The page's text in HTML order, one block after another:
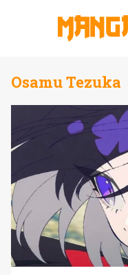
Osamu Tezuka